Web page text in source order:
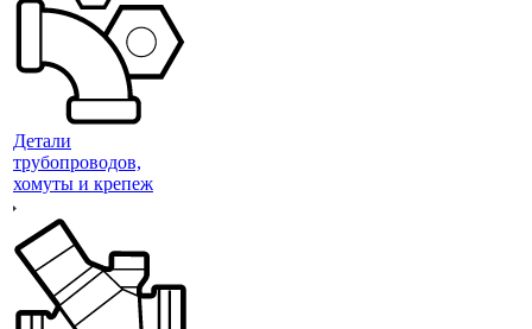
Детали
трубопроводов,
хомуты и крепеж